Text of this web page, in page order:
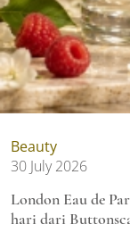
Beauty
30 July 2026
London Eau de
hari dari